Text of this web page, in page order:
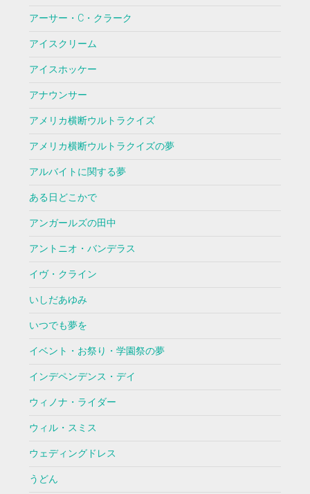
アーサー・C・クラーク
アイスクリーム
アイスホッケー
アナウンサー
アメリカ横断ウルトラクイズ
アメリカ横断ウルトラクイズの夢
アルバイトに関する夢
ある日どこかで
アンガールズの田中
アントニオ・バンデラス
イヴ・クライン
いしだあゆみ
いつでも夢を
イベント・お祭り・学園祭の夢
インデペンデンス・デイ
ウィノナ・ライダー
ウィル・スミス
ウェディングドレス
うどん